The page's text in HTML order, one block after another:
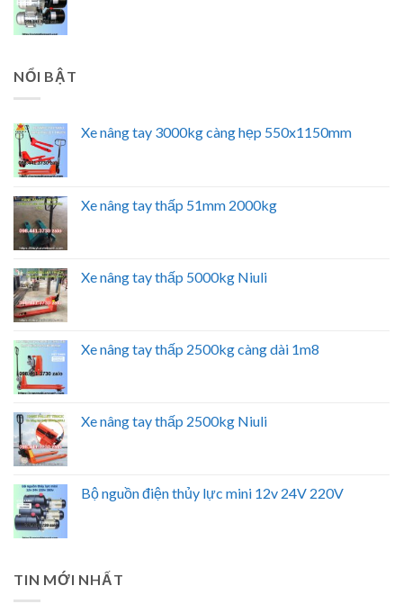
NỔI BẬT
Xe nâng tay 3000kg càng hẹp 550x1150mm
Xe nâng tay thấp 51mm 2000kg
Xe nâng tay thấp 5000kg Niuli
Xe nâng tay thấp 2500kg càng dài 1m8
Xe nâng tay thấp 2500kg Niuli
Bộ nguồn điện thủy lực mini 12v 24V 220V
TIN MỚI NHẤT